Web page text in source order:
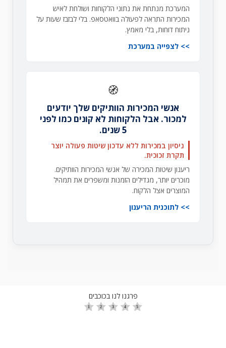
המערכת מנתחת את נתוני הלקוחות ושולחת לאיש
המכירות התראה לפעולה בוואטסאפ. בלי לבזבז שעות על
ניתוח דוחות, בלי מאמץ.
לצפייה במערכת
🧭
אנשי המכירות הוותיקים שלך יודעים
למכור. אבל הלקוחות לא קונים כמו לפני
5 שנים.
ניסיון במכירות ללא עדכון שיטות פעולה יוצר
תקרת זכוכית.
ריענון שיטות המכירה של אנשי המכירות הוותיקים.
מוכרים יותר, מגדילים הזמנות ומשפרים את תמהיל
המוצרים אצל הלקוח.
לתוכנית הריענון
פרגנו לנו בכוכבים